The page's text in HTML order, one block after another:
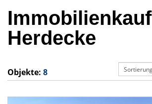
Immobilienkauf
Herdecke
Objekte: 8